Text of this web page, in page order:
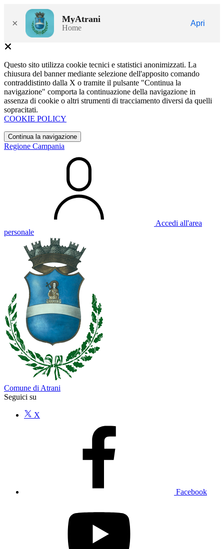
× MyAtrani
Home
Apri
Questo sito utilizza cookie tecnici e statistici anonimizzati. La
chiusura del banner mediante selezione dell'apposito comando
contraddistinto dalla X o tramite il pulsante "Continua la
navigazione" comporta la continuazione della navigazione in
assenza di cookie o altri strumenti di tracciamento diversi da quelli
sopracitati.
COOKIE POLICY
Continua la navigazione
Regione Campania
Accedi all'area
personale
Comune di Atrani
Seguici su
X
Facebook